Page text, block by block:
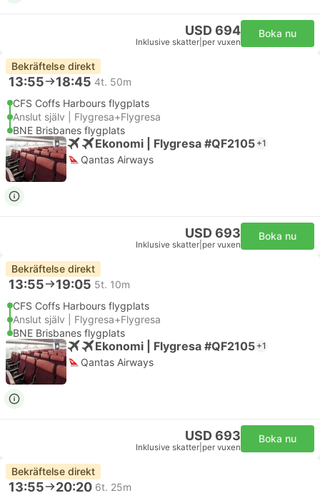
USD 694
Inklusive skatter per vuxen
Boka nu
Bekräftelse direkt
13:55 18:45 4t. 50m
CFS Coffs Harbours flygplats
Anslut själv | Flygresa+Flygresa
BNE Brisbanes flygplats
Ekonomi | Flygresa #QF2105 +1
Qantas Airways
USD 693
Inklusive skatter per vuxen
Boka nu
Bekräftelse direkt
13:55 19:05 5t. 10m
CFS Coffs Harbours flygplats
Anslut själv | Flygresa+Flygresa
BNE Brisbanes flygplats
Ekonomi | Flygresa #QF2105 +1
Qantas Airways
USD 693
Inklusive skatter per vuxen
Boka nu
Bekräftelse direkt
13:55 20:20 6t. 25m